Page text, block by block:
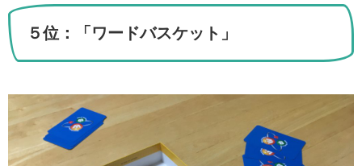
５位：「ワードバスケット」